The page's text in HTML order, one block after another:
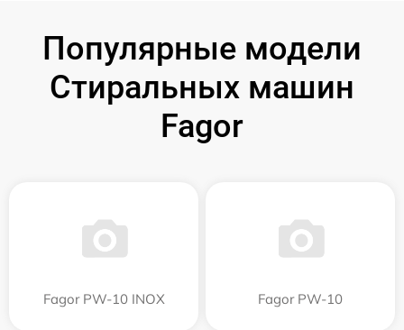
Популярные модели
Стиральных машин
Fagor
Fagor PW-10 INOX Fagor PW-10